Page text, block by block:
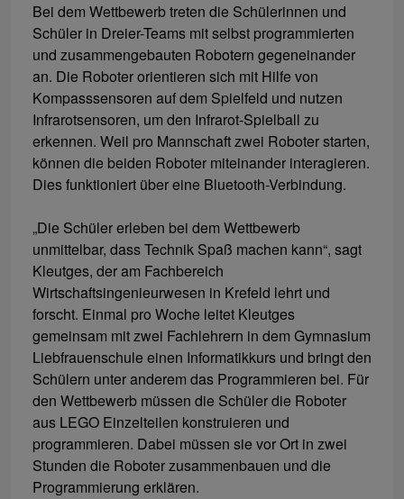
Bei dem Wettbewerb treten die Schülerinnen und
Schüler in Dreier-Teams mit selbst programmierten
und zusammengebauten Robotern gegeneinander
an. Die Roboter orientieren sich mit Hilfe von
Kompasssensoren auf dem Spielfeld und nutzen
Infrarotsensoren, um den Infrarot-Spielball zu
erkennen. Weil pro Mannschaft zwei Roboter starten,
können die beiden Roboter miteinander interagieren.
Dies funktioniert über eine Bluetooth-Verbindung.
„Die Schüler erleben bei dem Wettbewerb
unmittelbar, dass Technik Spaß machen kann“, sagt
Kleutges, der am Fachbereich
Wirtschaftsingenieurwesen in Krefeld lehrt und
forscht. Einmal pro Woche leitet Kleutges
gemeinsam mit zwei Fachlehrern in dem Gymnasium
Liebfrauenschule einen Informatikkurs und bringt den
Schülern unter anderem das Programmieren bei. Für
den Wettbewerb müssen die Schüler die Roboter
aus LEGO Einzelteilen konstruieren und
programmieren. Dabei müssen sie vor Ort in zwei
Stunden die Roboter zusammenbauen und die
Programmierung erklären.